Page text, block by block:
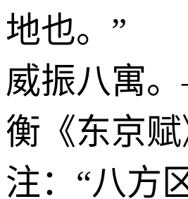
地也。”
威振八寓
衡《东京赋
注：“八方